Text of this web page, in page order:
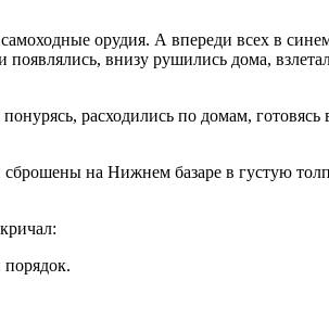
орудия. А впереди всех в
внизу рушились дома,
расходились по домам, готовясь
сброшены на Нижнем базаре в густую